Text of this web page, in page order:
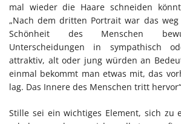
mal wieder die Haare schneiden
„Nach dem dritten Portrait war das
Schönheit des Menschen
Unterscheidungen in sympathisch
attraktiv, alt oder jung würden an
einmal bekommt man etwas mit, das
lag. Das Innere des Menschen tritt
Stille sei ein wichtiges Element, sich zu